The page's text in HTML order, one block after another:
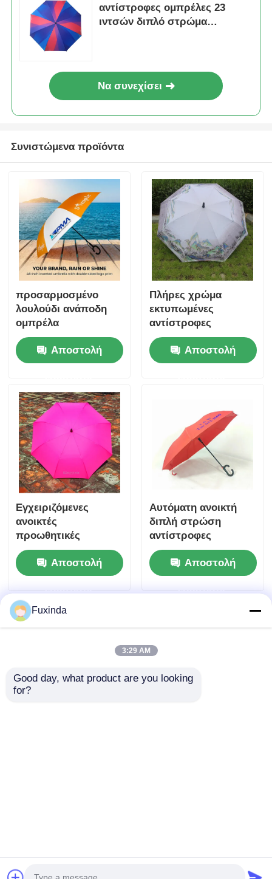
αντίστροφες ομπρέλες 23
ιντσών διπλό στρώμα
Να συνεχίσει
Συνιστώμενα προϊόντα
προσαρμοσμένο
λουλούδι ανάποδη
ομπρέλα
Αποστολή
Πλήρες χρώμα
εκτυπωμένες
αντίστροφες
ομπρέλες κινέζικο
στυλ προστασία από
όλα τα καιρικά
Αποστολή
Εγχειριζόμενες
ανοικτές
προωθητικές
αντίστροφες
ομπρέλες Διπλό
στρώμα Αδιάβροχη
ομπρέλα
Αποστολή
ερώτησης
Αυτόματη ανοικτή
διπλή στρώση
αντίστροφες
ομπρέλες Κόκκινη C
σχήμα λαβή
αντίστροφη ομπρέλα
Αποστολή
ερώτησης
Fuxinda
3:29 AM
Good day, what product are you looking
for?